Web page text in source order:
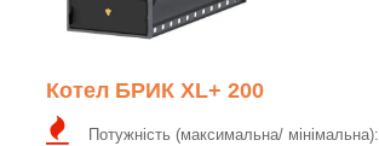
Котел БРИК XL+ 200
Потужність (максимальна/ мінімальна):